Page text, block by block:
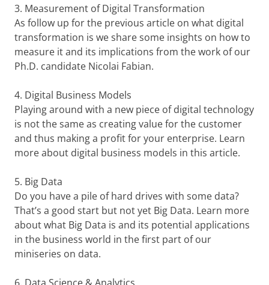
3. Measurement of Digital Transformation
As follow up for the previous article on what digital
transformation is we share some insights on how to
measure it and its implications from the work of our
Ph.D. candidate Nicolai Fabian.
4. Digital Business Models
Playing around with a new piece of digital technology
is not the same as creating value for the customer
and thus making a profit for your enterprise. Learn
more about digital business models in this article.
5. Big Data
Do you have a pile of hard drives with some data?
That’s a good start but not yet Big Data. Learn more
about what Big Data is and its potential applications
in the business world in the first part of our
miniseries on data.